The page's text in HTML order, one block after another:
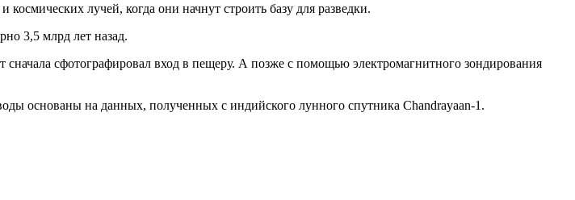
лучей, когда они начнут строить базу для разведки.
3,5 млрд лет назад.
сфотографировал вход в пещеру. А позже с помощью электромагнитного зондирования
основаны на данных, полученных с индийского лунного спутника Chandrayaan-1.